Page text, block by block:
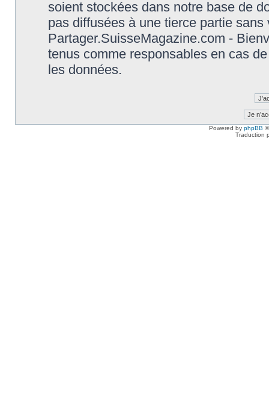
soient stockées dans notre base de
pas diffusées à une tierce partie
Partager.SuisseMagazine.com -
tenus comme responsables en cas
les données.
Powered by phpBB
Traduction